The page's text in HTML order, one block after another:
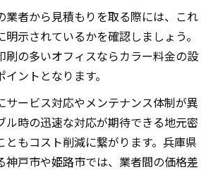
業者から見積もりを取る際には、これ
明示されているかを確認しましょう。
刷の多いオフィスならカラー料金の設
ントとなります。
サービス対応やメンテナンス体制が異
ル時の迅速な対応が期待できる地元密
ともコスト削減に繋がります。兵庫県
神戸市や姫路市では、業者間の価格差